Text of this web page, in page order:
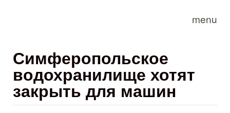
menu
Симферопольское
водохранилище хотят
закрыть для машин